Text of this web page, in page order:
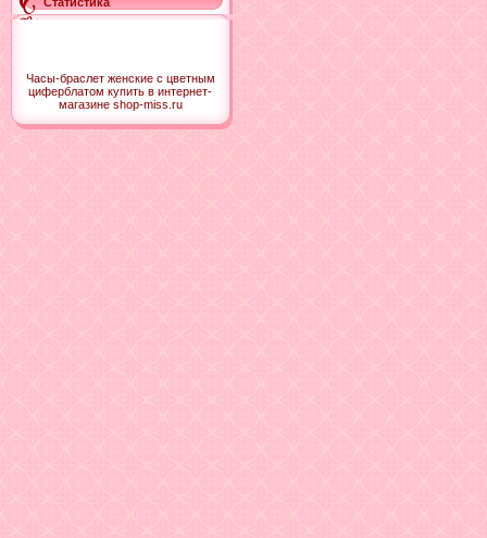
Часы-браслет женские с цветным
циферблатом купить в интернет-
магазине shop-miss.ru